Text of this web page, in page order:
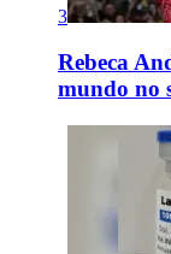
3
Rebeca
mundo no